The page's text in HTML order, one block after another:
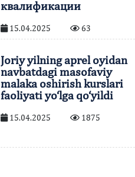
квалификации
15.04.2025 63
Joriy yilning aprel oyidan
navbatdagi masofaviy
malaka oshirish kurslari
faoliyati yo‘lga qo‘yildi
15.04.2025 1875